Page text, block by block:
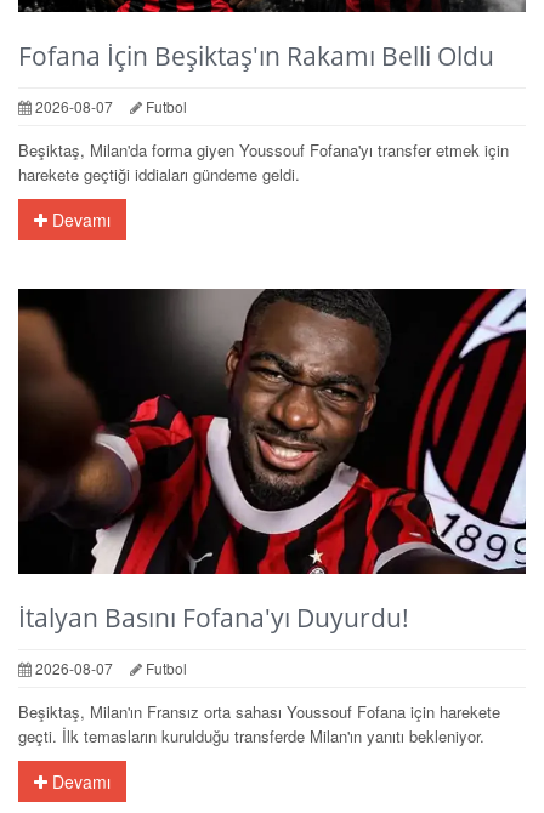
Fofana İçin Beşiktaş'ın Rakamı Belli Oldu
2026-08-07 Futbol
Beşiktaş, Milan'da forma giyen Youssouf Fofana'yı transfer etmek için
harekete geçtiği iddiaları gündeme geldi.
Devamı
İtalyan Basını Fofana'yı Duyurdu!
2026-08-07 Futbol
Beşiktaş, Milan'ın Fransız orta sahası Youssouf Fofana için harekete
geçti. İlk temasların kurulduğu transferde Milan'ın yanıtı bekleniyor.
Devamı